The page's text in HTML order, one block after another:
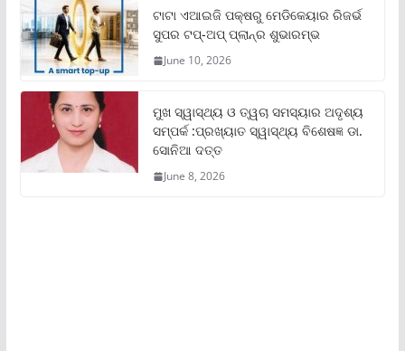
ଟାଟା ଏଆଇଜି ପକ୍ଷରୁ ମେଡିକେୟାର ରିଜର୍ଭ
ସୁପର ଟପ୍‌-ଅପ୍ ପ୍ଲାନ୍‌ର ଶୁଭାରମ୍ଭ
June 10, 2026
ମୁଖ ସ୍ୱାସ୍ଥ୍ୟ ଓ ତ୍ୱଚା ସମସ୍ୟାର ଅଦୃଶ୍ୟ
ସମ୍ପର୍କ :ପ୍ରଖ୍ୟାତ ସ୍ୱାସ୍ଥ୍ୟ ବିଶେଷଜ୍ଞ ଡା.
ସୋନିଆ ଦତ୍ତ
June 8, 2026